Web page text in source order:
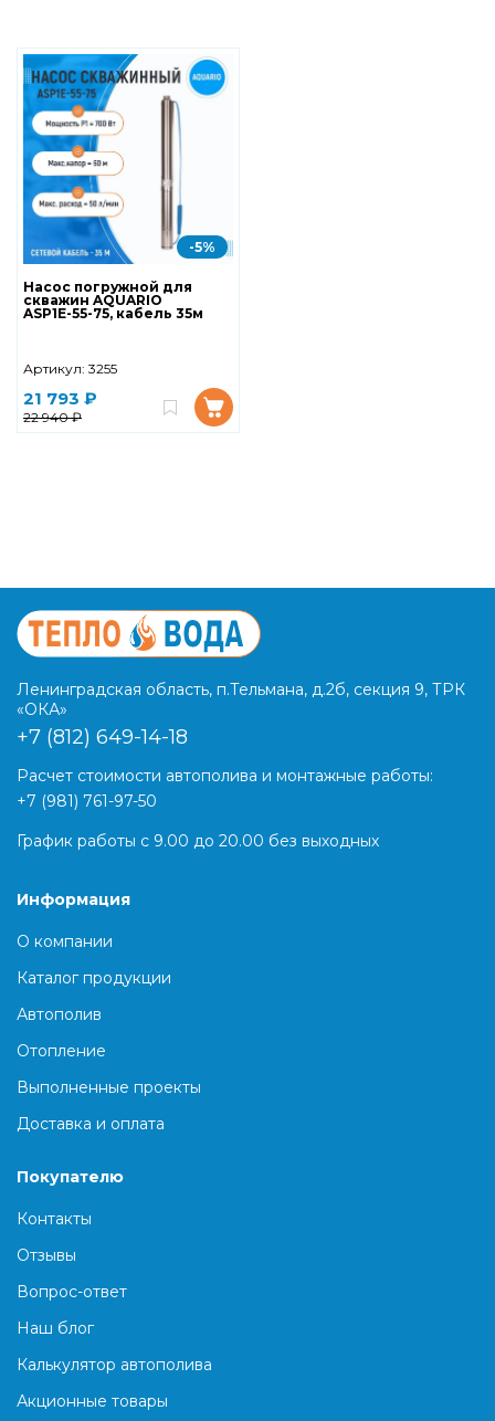
-5%
Насос погружной для
скважин AQUARIO
ASP1Е-55-75, кабель 35м
Артикул: 3255
21 793 ₽
22 940 ₽
Ленинградская область, п.Тельмана, д.2б, секция 9, ТРК
«ОКА»
+7 (812) 649-14-18
Расчет стоимости автополива и монтажные работы:
+7 (981) 761-97-50
График работы с 9.00 до 20.00 без выходных
Информация
О компании
Каталог продукции
Автополив
Отопление
Выполненные проекты
Доставка и оплата
Покупателю
Контакты
Отзывы
Вопрос-ответ
Наш блог
Калькулятор автополива
Акционные товары